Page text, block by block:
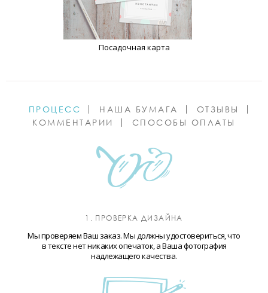
Посадочная карта
ПРОЦЕСС НАША БУМАГА
ОТЗЫВЫ
КОММЕНТАРИИ
СПОСОБЫ ОПЛАТЫ
1. ПРОВЕРКА ДИЗАЙНА
Мы проверяем Ваш заказ. Мы должны удостовериться, что
в тексте нет никаких опечаток, а Ваша фотография
надлежащего качества.